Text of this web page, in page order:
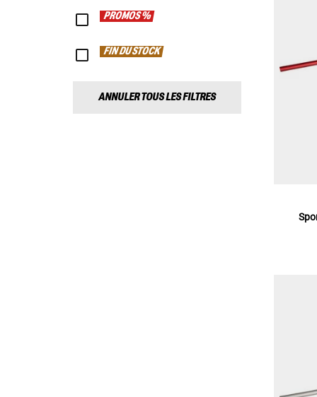
PROMOS %
FIN DU STOCK
ANNULER TOUS LES FILTRES